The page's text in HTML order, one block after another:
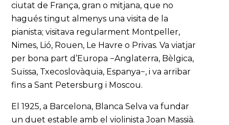
ciutat de França, gran o mitjana, que no
hagués tingut almenys una visita de la
pianista; visitava regularment Montpeller,
Nimes, Lió, Rouen, Le Havre o Privas. Va viatjar
per bona part d’Europa −Anglaterra, Bèlgica,
Suïssa, Txecoslovàquia, Espanya−, i va arribar
fins a Sant Petersburg i Moscou.
El 1925, a Barcelona, Blanca Selva va fundar
un duet estable amb el violinista Joan Massià.